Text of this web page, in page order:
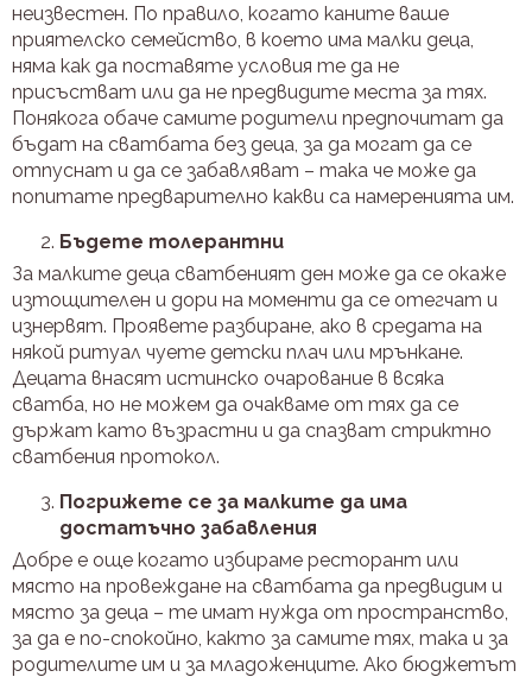
неизвестен. По правило, когато каните ваше
приятелско семейство, в което има малки деца,
няма как да поставяте условия те да не
присъстват или да не предвидите места за тях.
Понякога обаче самите родители предпочитат да
бъдат на сватбата без деца, за да могат да се
отпуснат и да се забавляват – така че може да
попитате предварително какви са намеренията им.
Бъдете толерантни
За малките деца сватбеният ден може да се окаже
изтощителен и дори на моменти да се отегчат и
изнервят. Проявете разбиране, ако в средата на
някой ритуал чуете детски плач или мрънкане.
Децата внасят истинско очарование в всяка
сватба, но не можем да очакваме от тях да се
държат като възрастни и да спазват стриктно
сватбения протокол.
Погрижете се за малките да има
достатъчно забавления
Добре е още когато избираме ресторант или
място на провеждане на сватбата да предвидим и
място за деца – те имат нужда от пространство,
за да е по-спокойно, както за самите тях, така и за
родителите им и за младоженците. Ако бюджетът